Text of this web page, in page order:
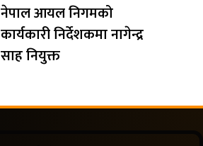
नेपाल आयल निगमको
कार्यकारी निर्देशकमा नागेन्द्र
साह नियुक्त